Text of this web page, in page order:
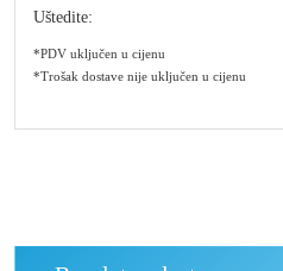
Uštedite:
*PDV uključen u cijenu
*Trošak dostave nije uključen u cijenu